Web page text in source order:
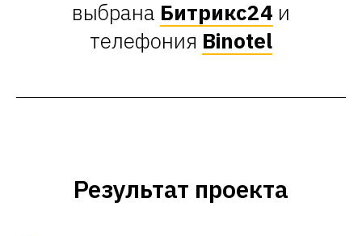
выбрана Битрикс24 и
телефония Binotel
Результат проекта